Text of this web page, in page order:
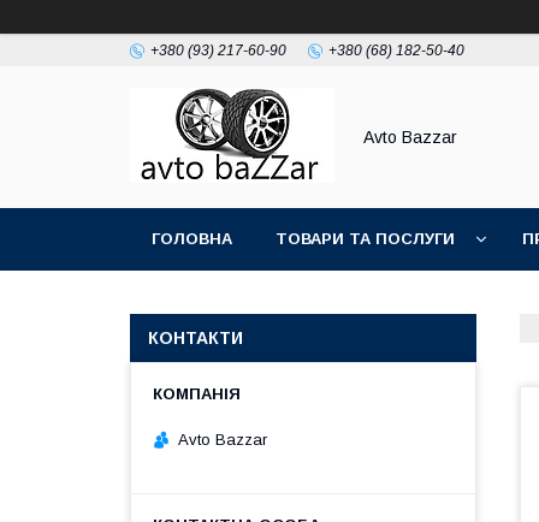
+380 (93) 217-60-90 +380 (68) 182-50-40
Avto Bazzar
ГОЛОВНА ТОВАРИ ТА ПОСЛУГИ
КОНТАКТИ
Avto Bazzar